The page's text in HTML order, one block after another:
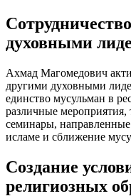
духовными
Ахмад Магомедович
другими духовными
единство мусульман в
различные
семинары,
исламе и сближение
Создание
религиозных